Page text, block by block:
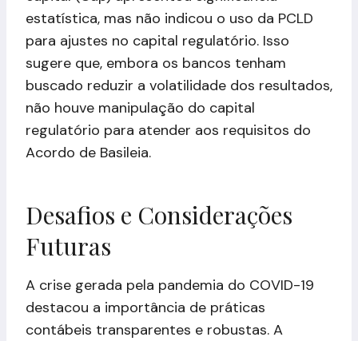
estatística, mas não indicou o uso da PCLD
para ajustes no capital regulatório. Isso
sugere que, embora os bancos tenham
buscado reduzir a volatilidade dos resultados,
não houve manipulação do capital
regulatório para atender aos requisitos do
Acordo de Basileia.
Desafios e Considerações
Futuras
A crise gerada pela pandemia do COVID-19
destacou a importância de práticas
contábeis transparentes e robustas. A